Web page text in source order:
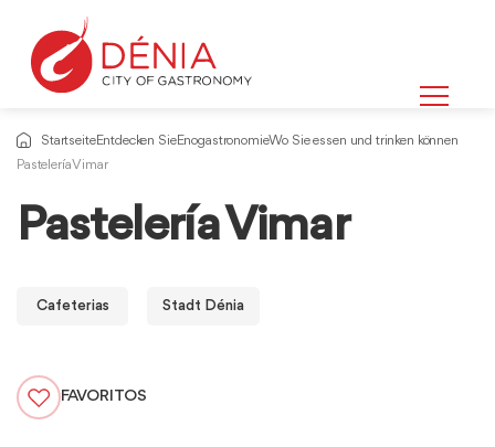
StartseiteEntdecken SieEnogastronomieWo Sie essen und trinken können
Pastelería Vimar
Pastelería Vimar
Cafeterias Stadt Dénia
FAVORITOS